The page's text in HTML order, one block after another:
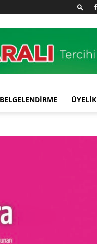
BELGELENDİRME ÜYELİK